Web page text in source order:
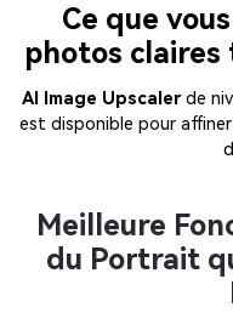
Ce que
photos
AI Image Upscalerde
est disponible pour
Meilleure
du Portrait